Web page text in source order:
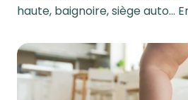
haute, baignoire, siège auto…